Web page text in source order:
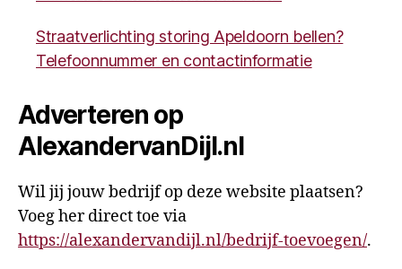
Straatverlichting storing Apeldoorn bellen?
Telefoonnummer en contactinformatie
Adverteren op
AlexandervanDijl.nl
Wil jij jouw bedrijf op deze website plaatsen?
Voeg her direct toe via
https://alexandervandijl.nl/bedrijf-toevoegen/.